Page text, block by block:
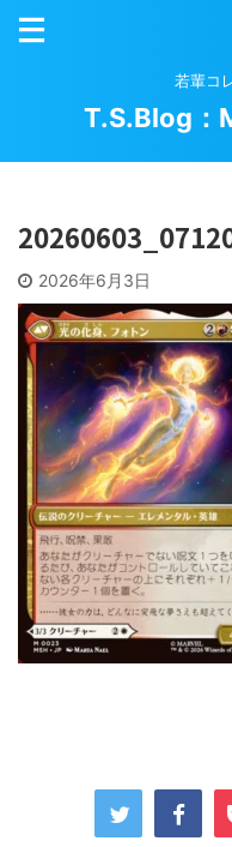
若輩コ
T.S.Blog：
2026年6月3日